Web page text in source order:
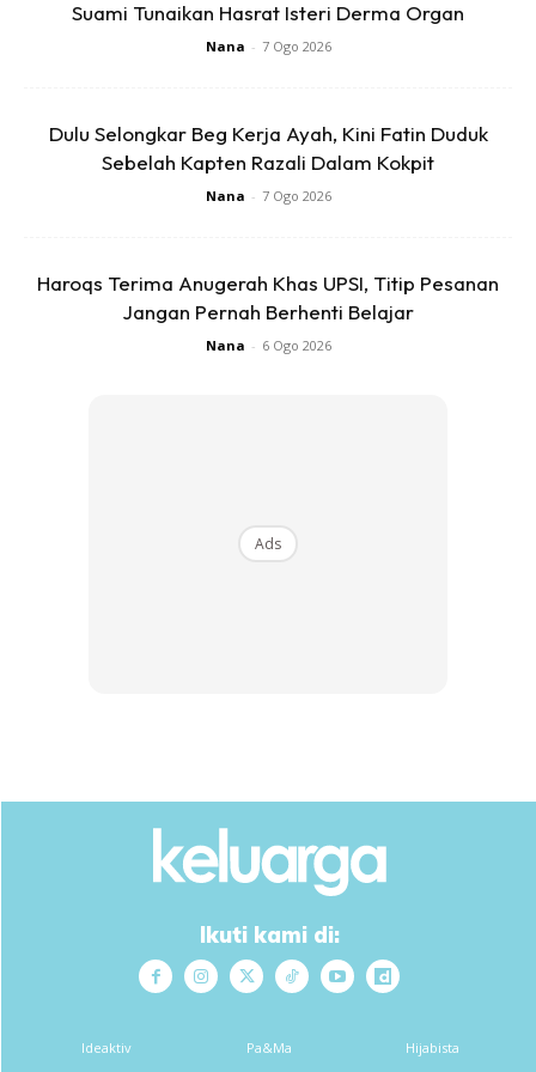
Ketika itu, saya ada menghulurkan sesuatu kepadanya,
pemberian saya ditolak, selepas beberapa kali saya
memberitahunya hasrat saya untuk membantu, dapat
Bekas simpan beras
JERUK JAMBU PAPA LARIS
Pack Percu...
RM43.9RM12.9
Buy Now
Suami Tunaikan Hasrat Isteri Derma Organ
Nana - 7 Ogo 2026
Dulu Selongkar Beg Kerja Ayah, Kini Fatin Duduk
Sebelah Kapten Razali Dalam Kokpit
Nana - 7 Ogo 2026
Haroqs Terima Anugerah Khas UPSI, Titip Pesanan
Jangan Pernah Berhenti Belajar
Nana - 6 Ogo 2026
Ads
Ikuti kami di:
Ideaktiv Pa&Ma Hijabista